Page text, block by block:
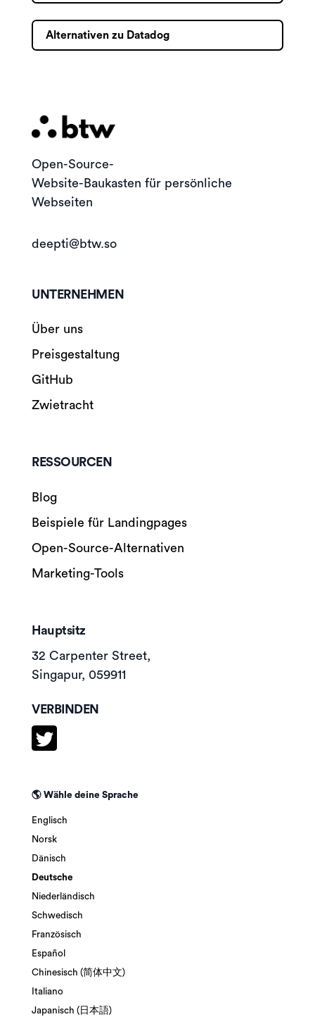
Alternativen zu Datadog
Open-Source-
Website-Baukasten für persönliche
Webseiten
deepti@btw.so
UNTERNEHMEN
Über uns
Preisgestaltung
GitHub
Zwietracht
RESSOURCEN
Blog
Beispiele für Landingpages
Open-Source-Alternativen
Marketing-Tools
Hauptsitz
32 Carpenter Street,
Singapur, 059911
VERBINDEN
🌎 Wähle deine Sprache
Englisch
Norsk
Dänisch
Deutsche
Niederländisch
Schwedisch
Französisch
Español
Chinesisch (简体中文)
Italiano
Japanisch (日本語)